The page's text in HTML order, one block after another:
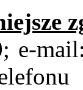
e-